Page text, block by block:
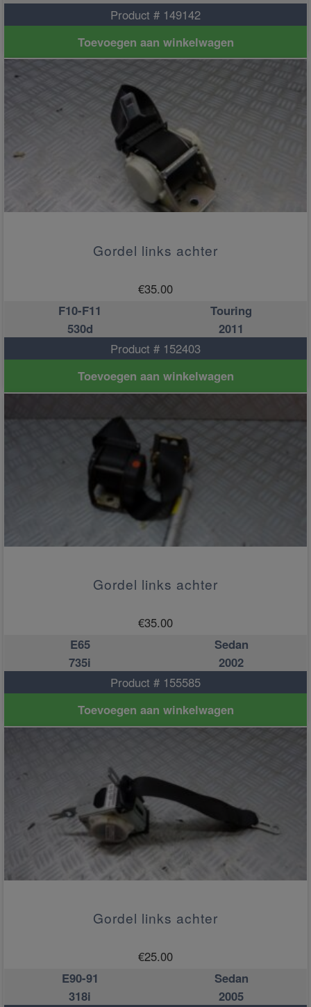
Product # 149142
Toevoegen aan winkelwagen
Gordel links achter
€35.00
F10-F11
Touring
530d
2011
Product # 152403
Toevoegen aan winkelwagen
Gordel links achter
€35.00
E65
Sedan
735i
2002
Product # 155585
Toevoegen aan winkelwagen
Gordel links achter
€25.00
E90-91
Sedan
318i
2005